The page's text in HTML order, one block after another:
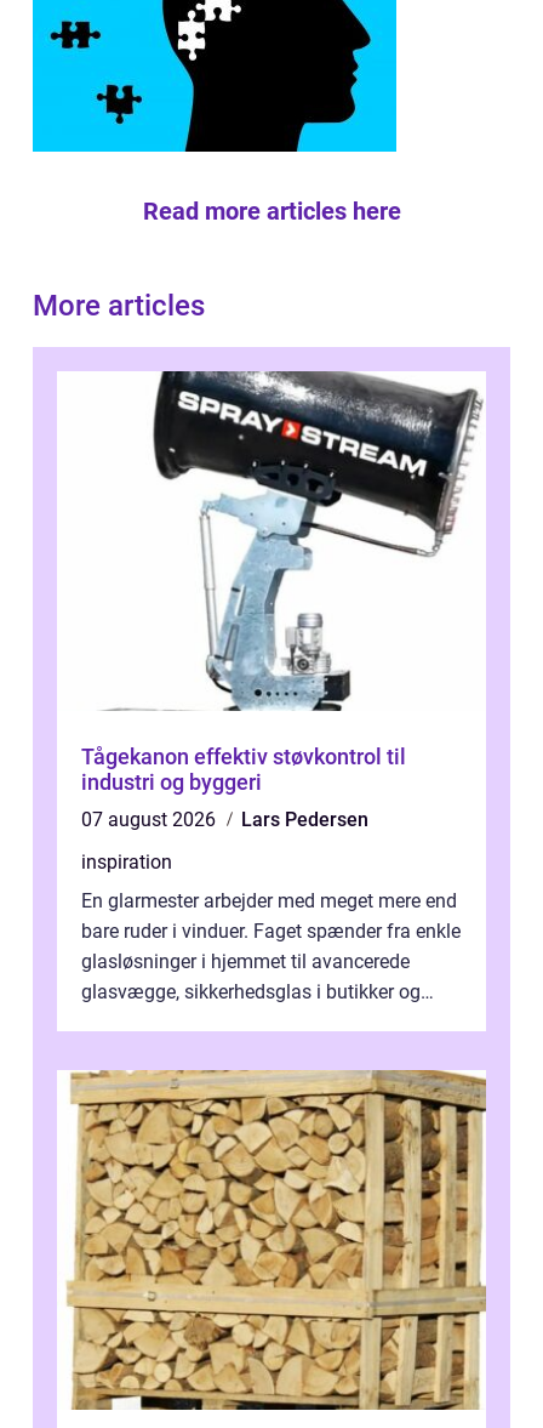
Read more articles here
More articles
Tågekanon effektiv støvkontrol til
industri og byggeri
07 august 2026
Lars Pedersen
inspiration
En glarmester arbejder med meget mere end
bare ruder i vinduer. Faget spænder fra enkle
glasløsninger i hjemmet til avancerede
glasvægge, sikkerhedsglas i butikker og